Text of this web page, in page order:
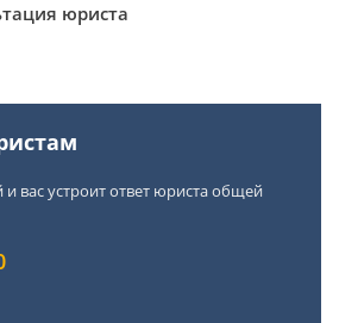
юриста
и вас устроит ответ юриста общей